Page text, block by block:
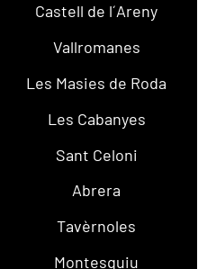
Castell de l´Areny
Vallromanes
Les Masies de Roda
Les Cabanyes
Sant Celoni
Abrera
Tavèrnoles
Montesquiu